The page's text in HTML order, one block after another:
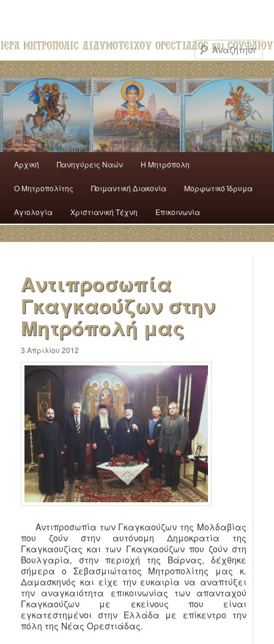
Αρχική Πανηγύρεις Ναών H Mητρόπολη
Ο Mητροπολίτης Ποιμαντική Διακονία Μορφωτικό Ίδρυμα
Αγιολογία Χριστιανική Τέχνη Επικοινωνία
Αντιπροσωπία
Γκαγκαούζων στην
Μητρόπολή μας
3 Απριλίου 2012
Αντιπροσωπία των Γκαγκαούζων της Μολδαβίας
που ζούν στην αυτόνομη Δημοκρατία της
Γκαγκαουζίας και των Γκαγκαούζων που ζούν στη
Βουλγαρία, στην περιοχή της Βάρνας, δέχθηκε
σήμερα ο Σεβασμιώτατος Μητροπολίτης μας κ.
Δαμασκηνός και είχε την ευκαιρία να αναπτύξει
την αναγκαιότητα επικοινωνίας των απανταχού
Γκαγκαούζων με εκείνους που είναι
εγκατεστημένοι στην Ελλάδα με επίκεντρο την
πόλη της Νέας Ορεστιάδας.